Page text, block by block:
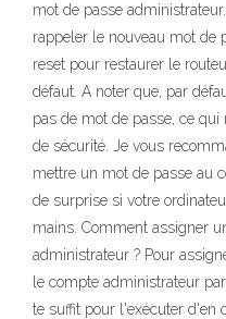
mot de passe
rappeler le nouveau mot de
reset pour restaurer le
défaut. A noter que, par
pas de mot de passe, ce
de sécurité. Je vous
mettre un mot de passe au
de surprise si votre
mains. Comment assigner
administrateur ? Pour
le compte administrateur
te suffit pour l'exécuter d'en